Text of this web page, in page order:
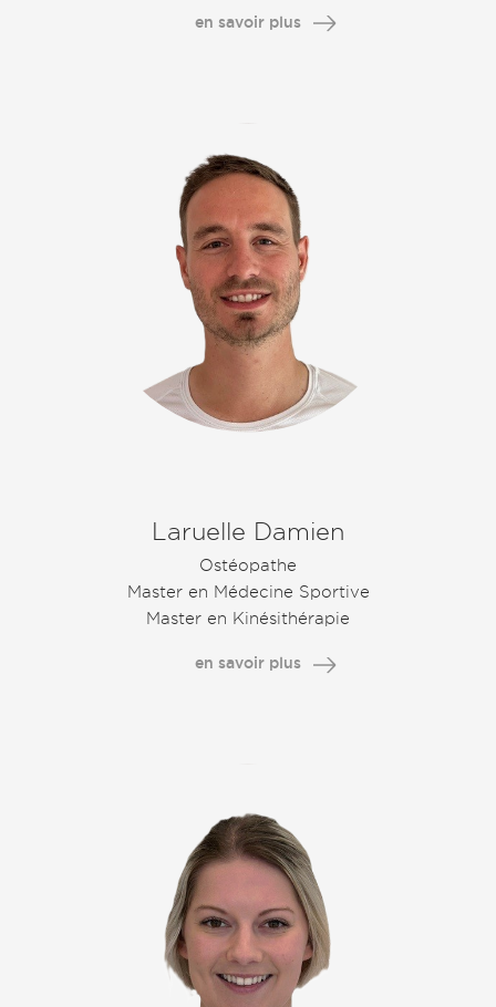
en savoir plus
Laruelle Damien
Ostéopathe
Master en Médecine Sportive
Master en Kinésithérapie
en savoir plus